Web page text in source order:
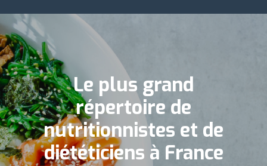
Le plus grand
répertoire de
nutritionnistes et de
diététiciens à France